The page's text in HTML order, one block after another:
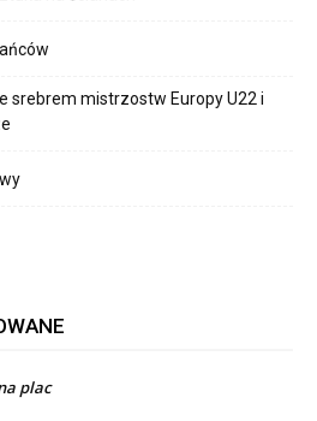
srebrem mistrzostw Europy U22 i
plac